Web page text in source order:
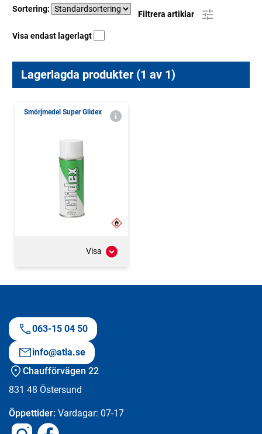
Sortering:
Filtrera artiklar
Visa endast lagerlagt
Lagerlagda produkter (1 av 1)
Smörjmedel Super Glidex
Visa
063-15 04 50
info@atla.se
Chaufförvägen 22
831 48 Östersund
Öppettider: Vardagar: 07-17